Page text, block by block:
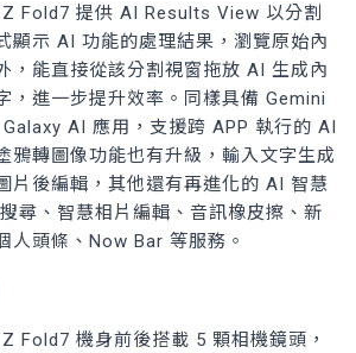
Z Fold7 提供 AI Results View 以分割
顯示 AI 功能的處理結果，瀏覽原始內
，能直接從該分割視窗拖放 AI 生成內
，進一步提升效率。同樣具備 Gemini
AI 應用，支援跨 APP 執行的 AI
鴉轉圖像功能也有升級，輸入文字生成
片後編輯，其他還有再進化的 AI 智慧
尋、智慧相片編輯、音訊橡皮擦、新
人頭條、Now Bar 等服務。
Fold7 機身前後搭載 5 顆相機鏡頭，